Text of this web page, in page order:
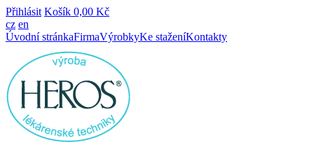
Přihlásit Košík 0,00 Kč
cz en
Úvodní stránkaFirmaVýrobkyKe staženíKontakty